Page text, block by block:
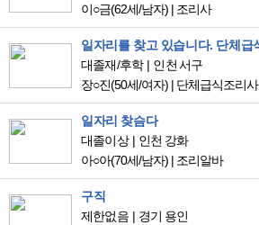
이○금(62세/남자) | 조리사
대졸재/후학
인천 서구
장○진(50세/여자) | 단체급식조리사
일자리 찾슴다
대졸이상
인천 강화
아○아(70세/남자) | 조리알바
구직
제한없음
경기 용인